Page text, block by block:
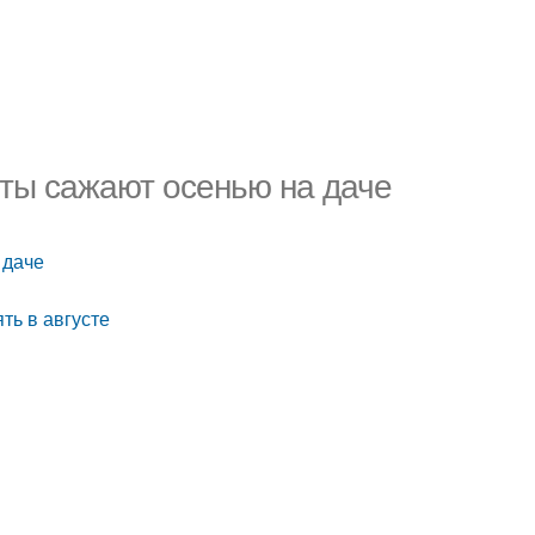
сажают осенью на даче
в августе